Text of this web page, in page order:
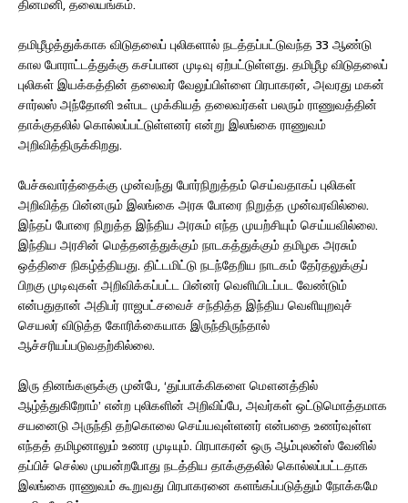
தினமனி, தலையங்கம்.
தமிழீழத்துக்காக விடுதலைப் புலிகளால் நடத்தப்பட்டுவந்த 33 ஆண்டு
கால போராட்டத்துக்கு கசப்பான முடிவு ஏற்பட்டுள்ளது. தமிழீழ விடுதலைப்
புலிகள் இயக்கத்தின் தலைவர் வேலுப்பிள்ளை பிரபாகரன், அவரது மகன்
சார்லஸ் அந்தோனி உள்பட முக்கியத் தலைவர்கள் பலரும் ராணுவத்தின்
தாக்குதலில் கொல்லப்பட்டுள்ளனர் என்று இலங்கை ராணுவம்
அறிவித்திருக்கிறது.
பேச்சுவார்த்தைக்கு முன்வந்து போர்நிறுத்தம் செய்வதாகப் புலிகள்
அறிவித்த பின்னரும் இலங்கை அரசு போரை நிறுத்த முன்வரவில்லை.
இந்தப் போரை நிறுத்த இந்திய அரசும் எந்த முயற்சியும் செய்யவில்லை.
இந்திய அரசின் மெத்தனத்துக்கும் நாடகத்துக்கும் தமிழக அரசும்
ஒத்திசை நிகழ்த்தியது. திட்டமிட்டு நடந்தேறிய நாடகம் தேர்தலுக்குப்
பிறகு முடிவுகள் அறிவிக்கப்பட்ட பின்னர் வெளியிடப்பட வேண்டும்
என்பதுதான் அதிபர் ராஜபட்சவைச் சந்தித்த இந்திய வெளியுறவுச்
செயலர் விடுத்த கோரிக்கையாக இருந்திருந்தால்
ஆச்சரியப்படுவதற்கில்லை.
இரு தினங்களுக்கு முன்பே, ‘துப்பாக்கிகளை மௌனத்தில்
ஆழ்த்துகிறோம்’ என்ற புலிகளின் அறிவிப்பே, அவர்கள் ஒட்டுமொத்தமாக
சயனைடு அருந்தி தற்கொலை செய்யவுள்ளனர் என்பதை உணர்வுள்ள
எந்தத் தமிழனாலும் உணர முடியும். பிரபாகரன் ஒரு ஆம்புலன்ஸ் வேனில்
தப்பிச் செல்ல முயன்றபோது நடத்திய தாக்குதலில் கொல்லப்பட்டதாக
இலங்கை ராணுவம் கூறுவது பிரபாகரனை களங்கப்படுத்தும் நோக்கமே